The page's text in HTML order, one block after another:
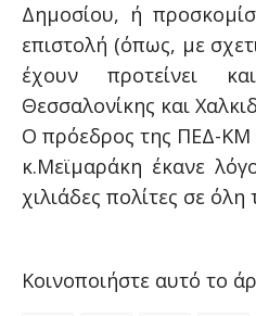
Δημοσίου, ή
επιστολή (όπως, με
έχουν προτείνει
Θεσσαλονίκης και
Ο πρόεδρος της ΠΕΔ-ΚΜ
κ.Μεϊμαράκη έκανε
χιλιάδες πολίτες σε
Κοινοποιήστε αυτό το